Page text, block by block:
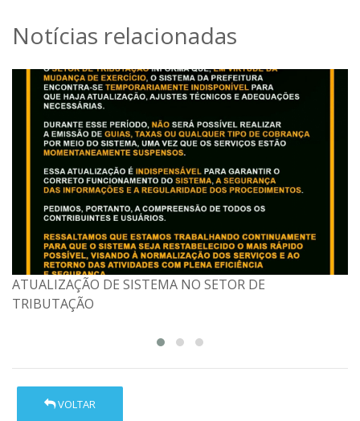
Notícias relacionadas
ATUALIZAÇÃO DE SISTEMA NO SETOR DE
TRIBUTAÇÃO
COMUNICADO OFICIAL – EMISSÃO DE NOTA FISCAL DE
SERVIÇOS ELETRÔNICA (NFS-e – MODELO NACIONAL)
VOLTAR